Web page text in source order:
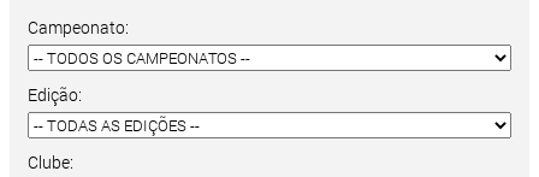
Campeonato:
Edição:
Clube: